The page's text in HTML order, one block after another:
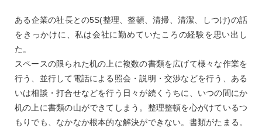
ある企業の社長との5S(整理、整頓、清掃、清潔、しつけ)の話
をきっかけに、私は会社に勤めていたころの経験を思い出し
た。
スペースの限られた机の上に複数の書類を広げて様々な作業を
行う、並行して電話による照会・説明・交渉などを行う、ある
いは相談・打合せなどを行う日々が続くうちに、いつの間にか
机の上に書類の山ができてしまう。整理整頓を心がけているつ
もりでも、なかなか根本的な解決ができない。書類がたまる。